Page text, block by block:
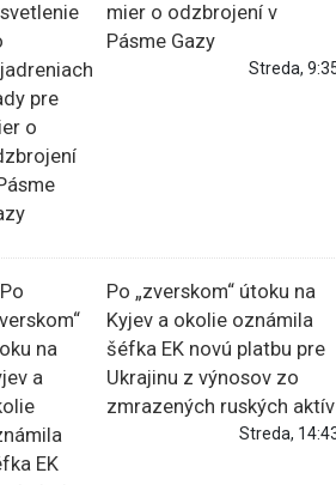
mier o odzbrojení v
Pásme Gazy
Streda,
Po „zverskom“ útoku na
Kyjev a okolie oznámila
šéfka EK novú platbu pre
Ukrajinu z výnosov zo
zmrazených ruských aktív
Streda,